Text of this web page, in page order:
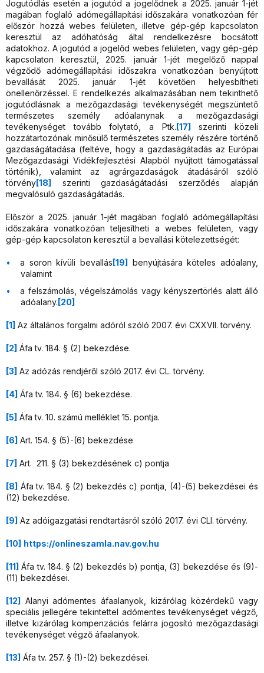
Jogutódlás esetén a jogutód a jogelődnek a 2025. január 1-jét
magában foglaló adómegállapítási időszakára vonatkozóan fér
először hozzá webes felületen, illetve gép-gép kapcsolaton
keresztül az adóhatóság által rendelkezésre bocsátott
adatokhoz. A jogutód a jogelőd webes felületen, vagy gép-gép
kapcsolaton keresztül, 2025. január 1-jét megelőző nappal
végződő adómegállapítási időszakra vonatkozóan benyújtott
bevallását 2025. január 1-jét követően helyesbítheti
önellenőrzéssel. E rendelkezés alkalmazásában nem tekinthető
jogutódlásnak a mezőgazdasági tevékenységét megszüntető
természetes személy adóalanynak a mezőgazdasági
tevékenységet tovább folytató, a Ptk. [17]
szerinti közeli
hozzátartozónak minősülő természetes személy részére történő
gazdaságátadása (feltéve, hogy a gazdaságátadás az Európai
Mezőgazdasági Vidékfejlesztési Alapból nyújtott támogatással
történik), valamint az agrárgazdaságok átadásáról szóló
törvény[18]
szerinti gazdaságátadási szerződés alapján
megvalósuló gazdaságátadás.
Először a 2025. január 1-jét magában foglaló adómegállapítási
időszakára vonatkozóan teljesítheti a webes felületen, vagy
gép-gép kapcsolaton keresztül a bevallási kötelezettségét:
a soron kívüli bevallás [19]
benyújtására köteles adóalany,
valamint
a felszámolás, végelszámolás vagy kényszertörlés alatt álló
adóalany. [20]
[1] Az általános forgalmi adóról szóló 2007. évi CXXVII. törvény.
[2] Áfa tv. 184. § (2) bekezdése.
[3] Az adózás rendjéről szóló 2017. évi CL. törvény.
[4] Áfa tv. 184. § (6) bekezdése.
[5] Áfa tv. 10. számú melléklet 15. pontja.
[6] Art. 154. § (5)-(6) bekezdése
[7] Art. 211. § (3) bekezdésének c) pontja
[8] Áfa tv. 184. § (2) bekezdés c) pontja, (4)-(5) bekezdései és
(12) bekezdése.
[9] Az adóigazgatási rendtartásról szóló 2017. évi CLI. törvény.
[10] https://onlineszamla.nav.gov.hu
[11] Áfa tv. 184. § (2) bekezdés b) pontja, (3) bekezdése és (9)-
(11) bekezdései.
[12]
Alanyi adómentes áfaalanyok, kizárólag közérdekű vagy
speciális jellegére tekintettel adómentes tevékenységet végző,
illetve kizárólag kompenzációs felárra jogosító mezőgazdasági
tevékenységet végző áfaalanyok.
[13] Áfa tv. 257. § (1)-(2) bekezdései.